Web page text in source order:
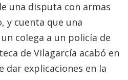
una disputa con armas
y cuenta que una
colega a un policía de
de Vilagarcía acabó en
dar explicaciones en la